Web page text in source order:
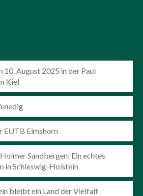
10. August 2025 in der Paul
Kiel
EUTB Elmshorn
Sandbergen: Ein echtes
in Schleswig-Holstein
bleibt ein Land der Vielfalt